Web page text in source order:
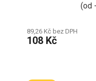
(od
89,26 Kč bez DPH
108 Kč